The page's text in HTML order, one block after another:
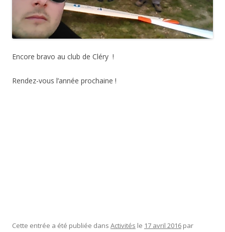
Encore bravo au club de Cléry !
Rendez-vous l’année prochaine !
Cette entrée a été publiée dans Activités le 17 avril 2016 par